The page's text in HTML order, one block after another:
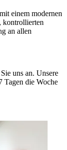
einem modernen
kontrollierten
an allen
uns an. Unsere
Tagen die Woche